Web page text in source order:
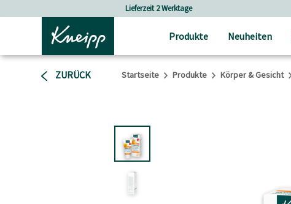
Versandkostenfrei ab 25 € Bestellwert
Produkte Neuheiten
ZURÜCK Startseite Produkte Körper & Gesicht